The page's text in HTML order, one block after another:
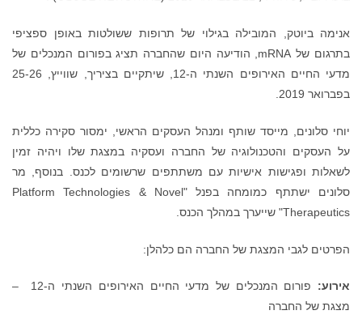
אנימה ביוטק, המובילה בגילוי של תרופות ששולטות באופן ספציפי
בתרגום של mRNA, הודיעה היום שהחברה תציג בפורום המנכלים של
מדעי החיים האירופים השנתי ה-12, שיתקיים בציריך, שווייץ, 25-26
בפברואר 2019.
יוחי סלונים, מייסד שותף ומנהל העסקים הראשי, ימסור סקירה כללית
על העסקים והטכנולוגיה של החברה ועסקיה במצגת שלו ויהיה זמין
לשאלות ופגישות אישיות עם משתתפים שרשומים לכנס. בנוסף, מר
סלונים ישתתף כמומחה בפנל "Platform Technologies & Novel
Therapeutics" שייערך במהלך הכנס.
הפרטים לגבי המצגת של החברה הם כלהלן:
אירוע:
פורום המנכלים של מדעי החיים האירופים השנתי ה-12 –
מצגת של החברה